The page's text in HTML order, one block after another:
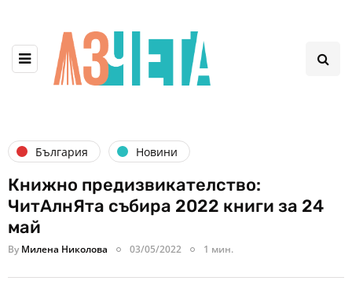
България Новини
Книжно предизвикателство:
ЧитАлнЯта събира 2022 книги за 24
май
By Милена Николова 03/05/2022 1 мин.